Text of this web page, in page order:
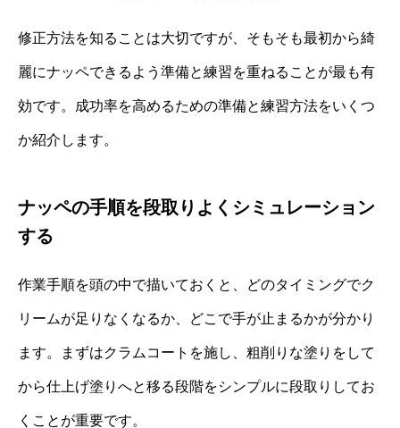
修正方法を知ることは大切ですが、そもそも最初から綺
麗にナッペできるよう準備と練習を重ねることが最も有
効です。成功率を高めるための準備と練習方法をいくつ
か紹介します。
ナッペの手順を段取りよくシミュレーション
する
作業手順を頭の中で描いておくと、どのタイミングでク
リームが足りなくなるか、どこで手が止まるかが分かり
ます。まずはクラムコートを施し、粗削りな塗りをして
から仕上げ塗りへと移る段階をシンプルに段取りしてお
くことが重要です。